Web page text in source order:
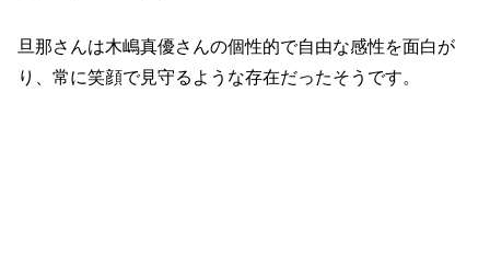
旦那さんは木嶋真優さんの個性的で自由な感性を面白が
り、常に笑顔で見守るような存在だったそうです。